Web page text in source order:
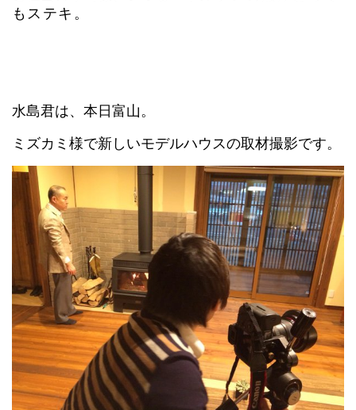
もステキ。
水島君は、本日富山。
ミズカミ様で新しいモデルハウスの取材撮影です。